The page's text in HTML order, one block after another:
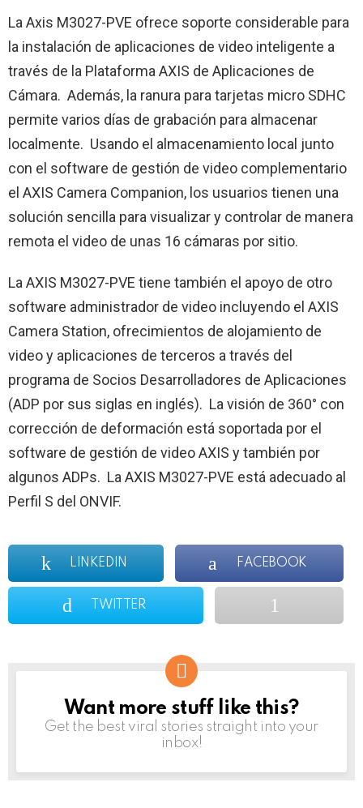
La Axis M3027-PVE ofrece soporte considerable para
la instalación de aplicaciones de video inteligente a
través de la Plataforma AXIS de Aplicaciones de
Cámara. Además, la ranura para tarjetas micro SDHC
permite varios días de grabación para almacenar
localmente. Usando el almacenamiento local junto
con el software de gestión de video complementario
el AXIS Camera Companion, los usuarios tienen una
solución sencilla para visualizar y controlar de manera
remota el video de unas 16 cámaras por sitio.
La AXIS M3027-PVE tiene también el apoyo de otro
software administrador de video incluyendo el AXIS
Camera Station, ofrecimientos de alojamiento de
video y aplicaciones de terceros a través del
programa de Socios Desarrolladores de Aplicaciones
(ADP por sus siglas en inglés). La visión de 360° con
corrección de deformación está soportada por el
software de gestión de video AXIS y también por
algunos ADPs. La AXIS M3027-PVE está adecuado al
Perfil S del ONVIF.
LINKEDIN FACEBOOK
TWITTER
NEWSLETTER
Want more stuff like this?
Get the best viral stories straight into your
inbox!